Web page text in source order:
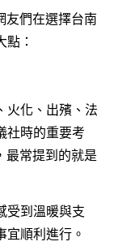
友們在選擇台南
點：
火化、出殯、法
社時的重要考
最常提到的就是
受到溫暖與支
宜順利進行。